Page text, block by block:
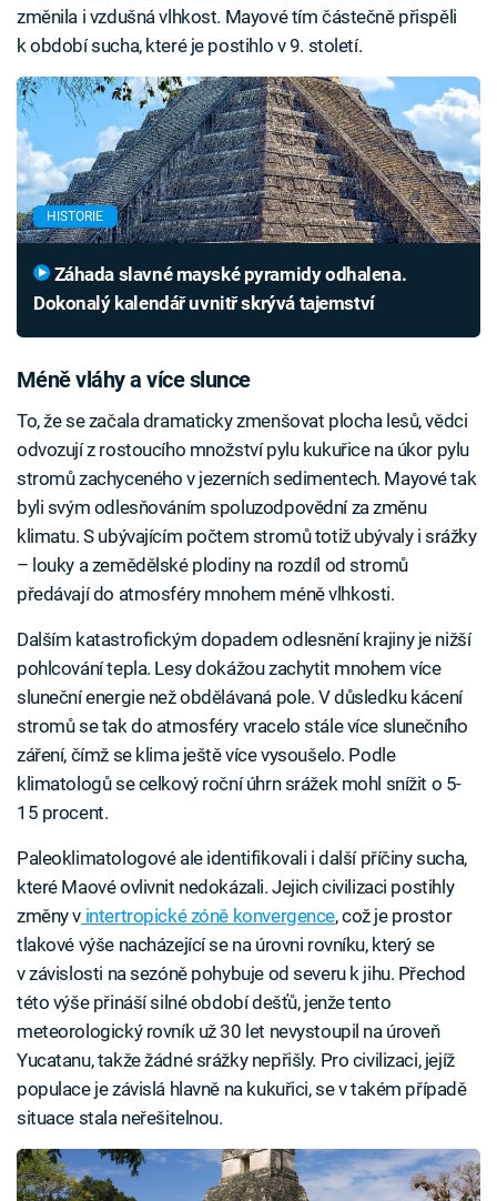
změnila i vzdušná vlhkost. Mayové tím částečně přispěli
k období sucha, které je postihlo v 9. století.
HISTORIE
Dokonalý kalendář uvnitř skrývá tajemství
Méně vláhy a více slunce
To, že se začala dramaticky zmenšovat plocha lesů, vědci
odvozují z rostoucího množství pylu kukuřice na úkor pylu
stromů zachyceného v jezerních sedimentech. Mayové tak
byli svým odlesňováním spoluzodpovědní za změnu
klimatu. S ubývajícím počtem stromů totiž ubývaly i srážky
– louky a zemědělské plodiny na rozdíl od stromů
předávají do atmosféry mnohem méně vlhkosti.
Dalším katastrofickým dopadem odlesnění krajiny je nižší
pohlcování tepla. Lesy dokážou zachytit mnohem více
sluneční energie než obdělávaná pole. V důsledku kácení
stromů se tak do atmosféry vracelo stále více slunečního
záření, čímž se klima ještě více vysoušelo. Podle
klimatologů se celkový roční úhrn srážek mohl snížit o 5-
15 procent.
Paleoklimatologové ale identifikovali i další příčiny sucha,
které Maové ovlivnit nedokázali. Jejich civilizaci postihly
změny v intertropické zóně konvergence, což je prostor
tlakové výše nacházející se na úrovni rovníku, který se
v závislosti na sezóně pohybuje od severu k jihu. Přechod
této výše přináší silné období dešťů, jenže tento
meteorologický rovník už 30 let nevystoupil na úroveň
Yucatanu, takže žádné srážky nepřišly. Pro civilizaci, jejíž
populace je závislá hlavně na kukuřici, se v takém případě
situace stala neřešitelnou.